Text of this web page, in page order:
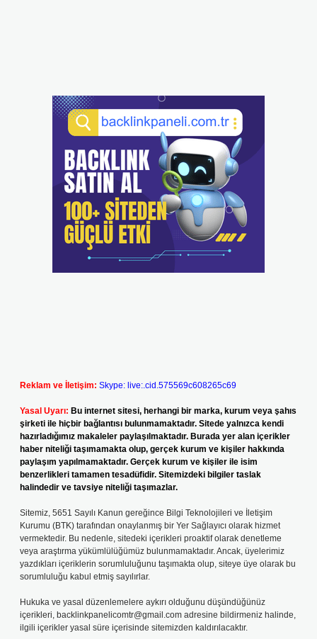
Reklam ve İletişim: Skype: live:.cid.575569c608265c69
Yasal Uyarı: Bu internet sitesi, herhangi bir marka, kurum veya şahıs
şirketi ile hiçbir bağlantısı bulunmamaktadır. Sitede yalnızca kendi
hazırladığımız makaleler paylaşılmaktadır. Burada yer alan içerikler
haber niteliği taşımamakta olup, gerçek kurum ve kişiler hakkında
paylaşım yapılmamaktadır. Gerçek kurum ve kişiler ile isim
benzerlikleri tamamen tesadüfidir. Sitemizdeki bilgiler taslak
halindedir ve tavsiye niteliği taşımazlar.
Sitemiz, 5651 Sayılı Kanun gereğince Bilgi Teknolojileri ve İletişim
Kurumu (BTK) tarafından onaylanmış bir Yer Sağlayıcı olarak hizmet
vermektedir. Bu nedenle, sitedeki içerikleri proaktif olarak denetleme
veya araştırma yükümlülüğümüz bulunmamaktadır. Ancak, üyelerimiz
yazdıkları içeriklerin sorumluluğunu taşımakta olup, siteye üye olarak bu
sorumluluğu kabul etmiş sayılırlar.
Hukuka ve yasal düzenlemelere aykırı olduğunu düşündüğünüz
içerikleri, backlinkpanelicomtr@gmail.com adresine bildirmeniz halinde,
ilgili içerikler yasal süre içerisinde sitemizden kaldırılacaktır.